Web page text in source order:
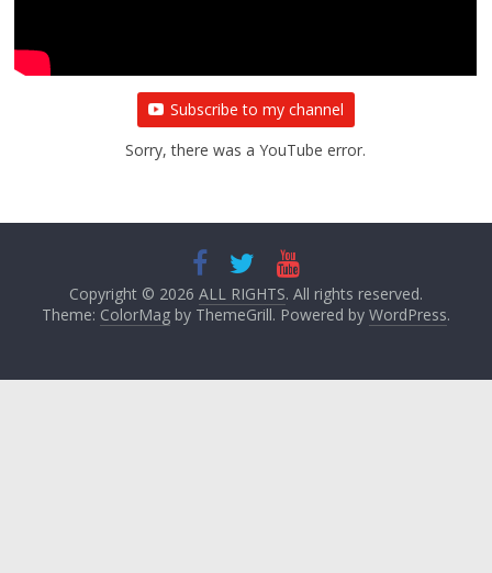
Subscribe to my channel
Sorry, there was a YouTube error.
Copyright © 2026 ALL RIGHTS. All rights reserved.
Theme: ColorMagby ThemeGrill. Powered by WordPress.